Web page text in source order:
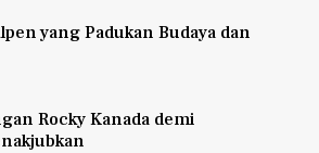
yang Padukan Budaya dan
Rocky Kanada demi